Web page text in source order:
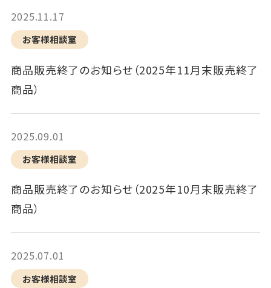
2025.11.17
お客様相談室
商品販売終了のお知らせ（2025年11月末販売終了
商品）
2025.09.01
お客様相談室
商品販売終了のお知らせ（2025年10月末販売終了
商品）
2025.07.01
お客様相談室